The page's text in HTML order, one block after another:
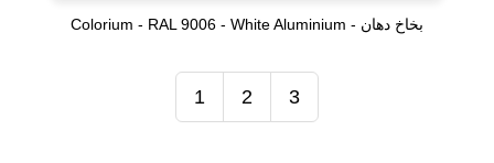
Colorium - RAL 9006 - White Aluminium - بخاخ دهان
1 2 3